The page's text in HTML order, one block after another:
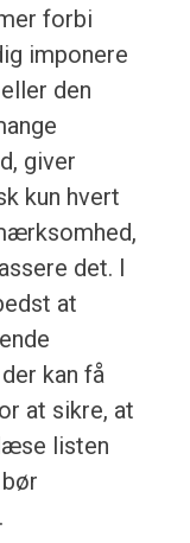
forbi
imponere
den
giver
kun hvert
det. I
at
kan få
at sikre, at
listen